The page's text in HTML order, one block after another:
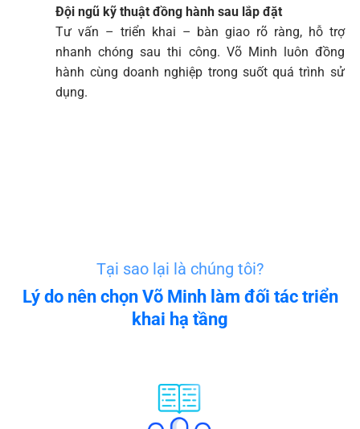
Đội ngũ kỹ thuật đồng hành sau lắp đặt
Tư vấn – triển khai – bàn giao rõ ràng, hỗ trợ
nhanh chóng sau thi công. Võ Minh luôn đồng
hành cùng doanh nghiệp trong suốt quá trình sử
dụng.
Tại sao lại là chúng tôi?
Lý do nên chọn Võ Minh làm đối tác triển
khai hạ tầng